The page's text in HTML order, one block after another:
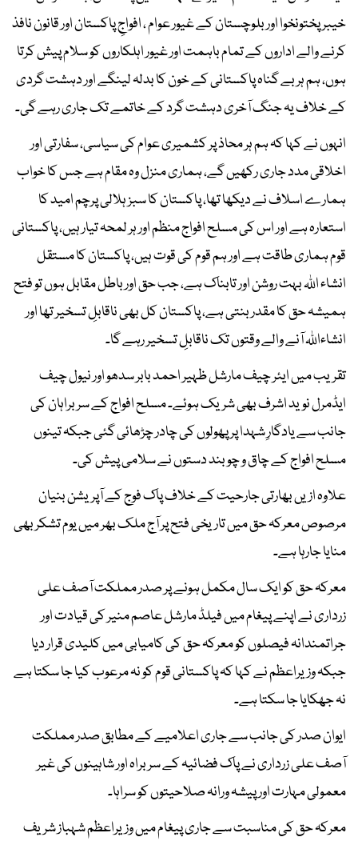
خیبر پختونخوا اور بلوچستان کے غیور عوام ، افواجِ پاکستان اور قانون نافذ
کرنے والے اداروں کے تمام باہمت اور غیور اہلکاروں کو سلام پیش کرتا
ہوں، ہم ہر بے گناہ پاکستانی کے خون کا بدلہ لینگے اور دہشت گردی
کے خلاف یہ جنگ آخری دہشت گرد کے خاتمے تک جاری رہے گی۔
انہوں نے کہا کہ ہم ہر محاذ پر کشمیری عوام کی سیاسی، سفارتی اور
اخلاقی مدد جاری رکھیں گے، ہماری منزل وہ مقام ہے جس کا خواب
ہمارے اسلاف نے دیکھا تھا، پاکستان کا سبز ہلالی پرچم امید کا
استعارہ ہے اور اس کی مسلح افواج منظم اور ہر لمحہ تیار ہیں، پاکستانی
قوم ہماری طاقت ہے اور ہم قوم کی قوت ہیں، پاکستان کا مستقل
انشاء اللہ بہت روشن اور تابناک ہے، جب حق اور باطل مقابل ہوں تو فتح
ہمیشہ حق کا مقدر بنتی ہے، پاکستان کل بھی ناقابلِ تسخیر تھا اور
انشاءاللہ آنے والے وقتوں تک ناقابلِ تسخیر رہے گا۔
تقریب میں ایئر چیف مارشل ظہیر احمد بابر سدھو اور نیول چیف
ایڈمرل نوید اشرف بھی شریک ہوئے۔ مسلح افواج کے سربراہان کی
جانب سے یادگارِ شہدا پر پھولوں کی چادر چڑھائی گئی جبکہ تینوں
مسلح افواج کے چاق و چوبند دستوں نے سلامی پیش کی۔
علاوہ ازیں بھارتی جارحیت کے خلاف پاک فوج کے آپریشن بنیان
مرصوص معرکہ حق میں تاریخی فتح پر آج ملک بھر میں یوم تشکر بھی
منایا جارہا ہے۔
معرکہ حق کو ایک سال مکمل ہونے پر صدر مملکت آصف علی
زرداری نے اپنے پیغام میں فیلڈ مارشل عاصم منیر کی قیادت اور
جراتمندانہ فیصلوں کو معرکہ حق کی کامیابی میں کلیدی قرار دیا
جبکہ وزیراعظم نے کہا کہ پاکستانی قوم کو نہ مرعوب کیا جا سکتا ہے
نہ جھکایا جا سکتا ہے۔
ایوان صدر کی جانب سے جاری اعلامیے کے مطابق صدر مملکت
آصف علی زرداری نے پاک فضائیہ کے سربراہ اور شاہینوں کی غیر
معمولی مہارت اور پیشہ ورانہ صلاحیتوں کو سراہا۔
معرکہ حق کی مناسبت سے جاری پیغام میں وزیراعظم شہباز شریف